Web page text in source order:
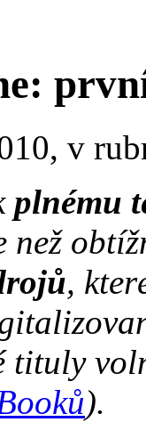
v
plnému
,
tituly
).